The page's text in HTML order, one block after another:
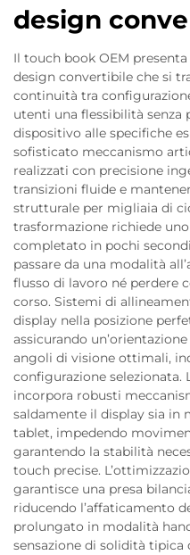
design
Il touch book OEM
design convertibile che si
continuità tra
utenti una flessibilità senza
dispositivo alle specifiche
sofisticato meccanismo
realizzati con precisione
transizioni fluide e
strutturale per migliaia di
trasformazione richiede
completato in pochi
passare da una modalità
flusso di lavoro né perdere
corso. Sistemi di
display nella posizione
assicurando
angoli di visione ottimali,
configurazione selezionata.
incorpora robusti
saldamente il display sia in
tablet, impedendo
garantendo la stabilità
touch precise.
garantisce una presa
riducendo l’affaticamento
prolungato in modalità
sensazione di solidità